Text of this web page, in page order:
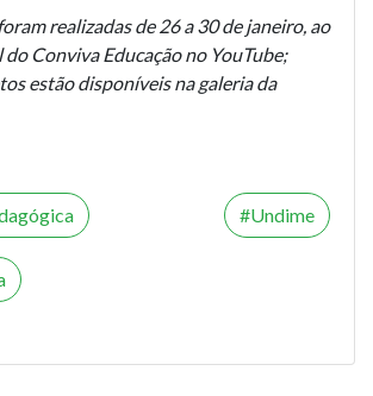
realizadas de 26 a 30 de janeiro, ao
do Conviva Educação no YouTube;
estão disponíveis na galeria da
Undime